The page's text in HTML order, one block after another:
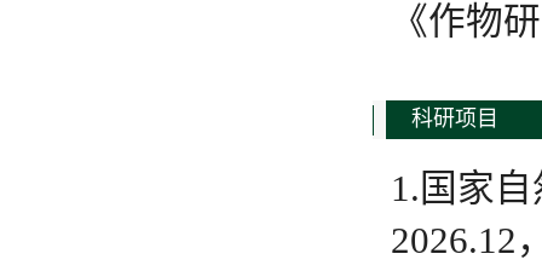
《作物
科研项目
1.国家
2026.12